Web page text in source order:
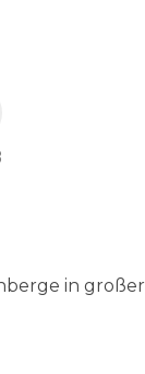
in großer